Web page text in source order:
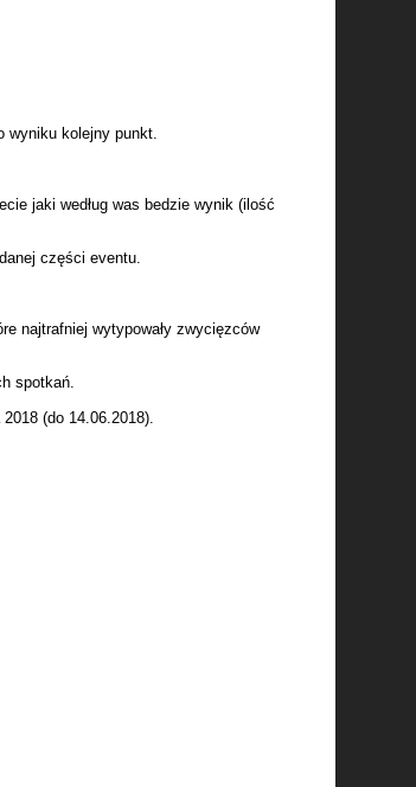
wyniku kolejny punkt.
jaki według was bedzie wynik (ilość
części eventu.
najtrafniej wytypowały zwycięzców
spotkań.
2018(do 14.06.2018).